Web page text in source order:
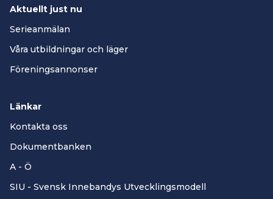
Aktuellt just nu
Serieanmälan
Våra utbildningar och läger
Föreningsannonser
Länkar
Kontakta oss
Dokumentbanken
A - Ö
SIU - Svensk Innebandys Utvecklingsmodell